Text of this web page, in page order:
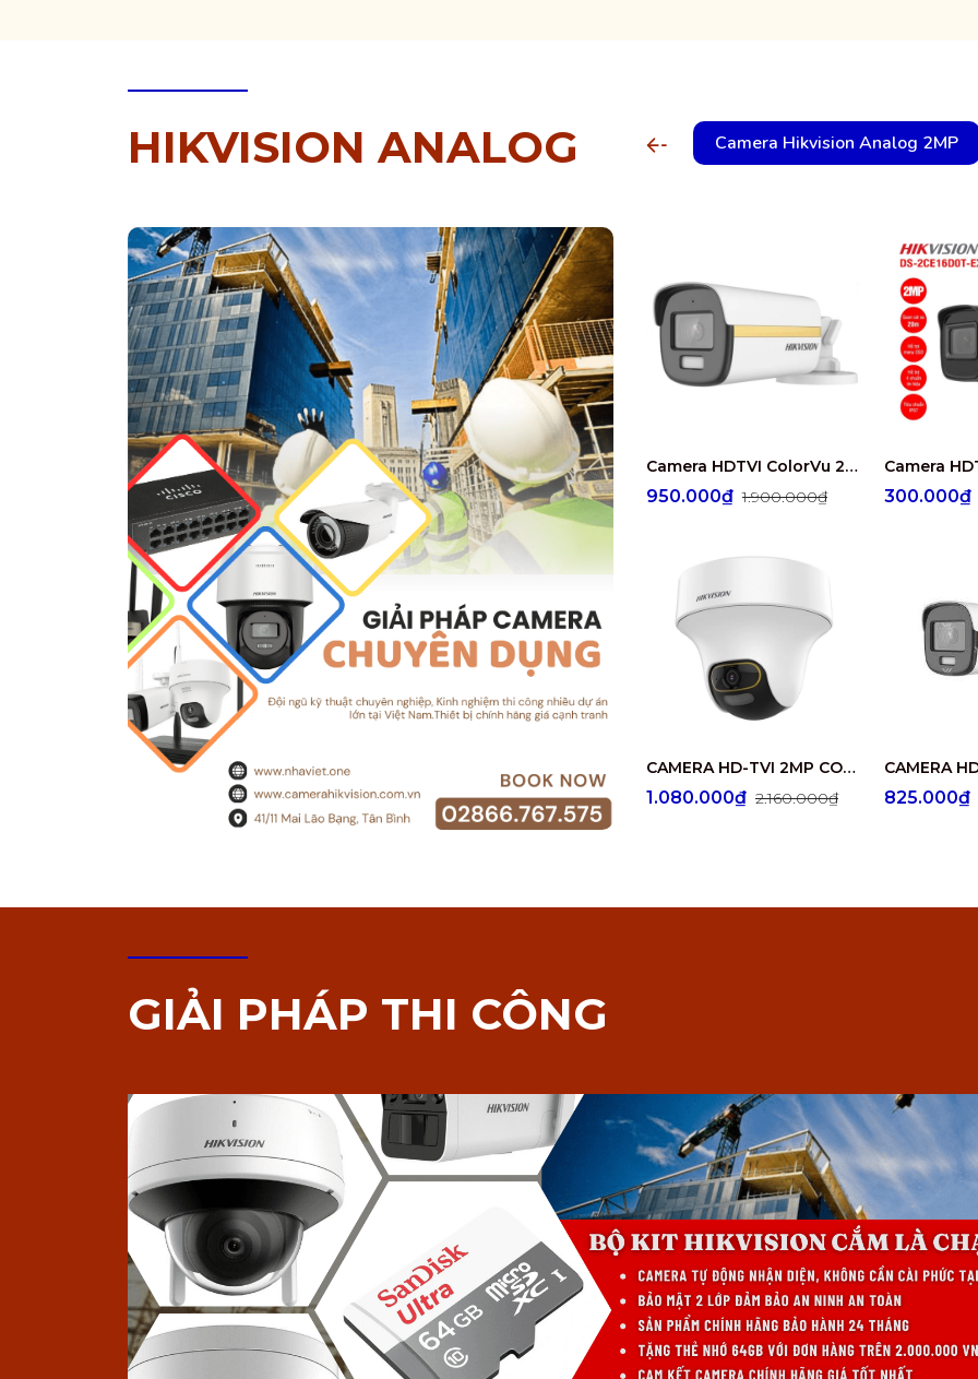
HIKVISION ANALOG Camera Hikvision Analog 2MP
Camera HDTVI ColorVu 2MP thân trụ HIKVISION DS-2CE10DF3T-FS
950.000₫1.900.000₫
CAMERA HD-TVI 2MP COLORVU - CÓ MÀU 24/24 DS-2CE70DF3T-PTS
1.080.000₫ 2.160.000₫
GIẢI PHÁP THI CÔNG